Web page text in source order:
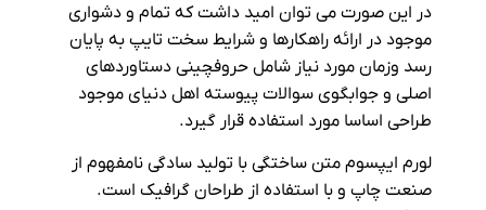
در این صورت می توان امید داشت که تمام و دشواری
موجود در ارائه راهکارها و شرایط سخت تایپ به پایان
رسد وزمان مورد نیاز شامل حروفچینی دستاوردهای
اصلی و جوابگوی سوالات پیوسته اهل دنیای موجود
طراحی اساسا مورد استفاده قرار گیرد.
لورم ایپسوم متن ساختگی با تولید سادگی نامفهوم از
صنعت چاپ و با استفاده از طراحان گرافیک است.